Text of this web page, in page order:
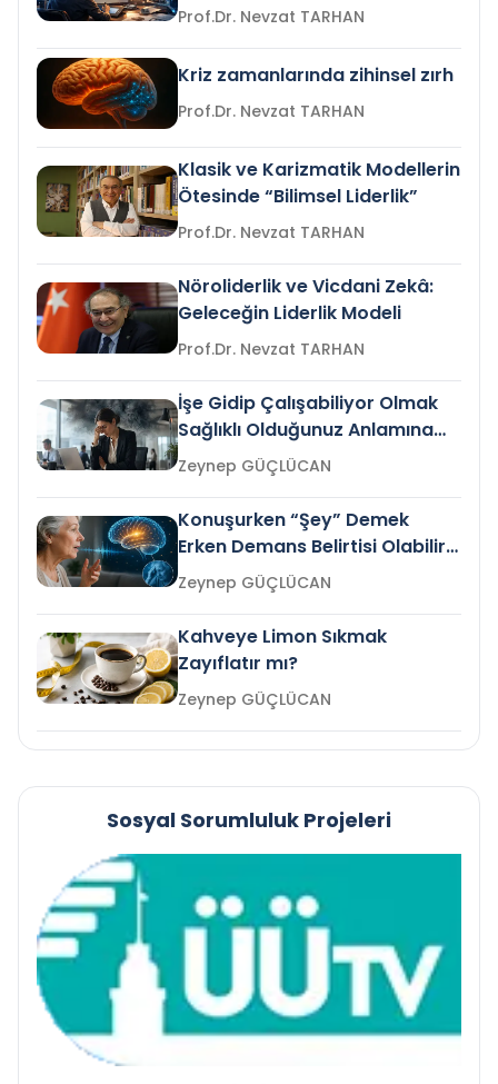
Prof.Dr. Nevzat TARHAN
Kriz zamanlarında zihinsel zırh
Prof.Dr. Nevzat TARHAN
Klasik ve Karizmatik Modellerin
Ötesinde “Bilimsel Liderlik”
Prof.Dr. Nevzat TARHAN
Nöroliderlik ve Vicdani Zekâ:
Geleceğin Liderlik Modeli
Prof.Dr. Nevzat TARHAN
İşe Gidip Çalışabiliyor Olmak
Sağlıklı Olduğunuz Anlamına
Gelir mi?Zeynep GÜÇLÜCAN
Konuşurken “Şey” Demek
Erken Demans Belirtisi Olabilir
mi?
Zeynep GÜÇLÜCAN
Kahveye Limon Sıkmak
Zayıflatır mı?
Zeynep GÜÇLÜCAN
Sosyal Sorumluluk Projeleri